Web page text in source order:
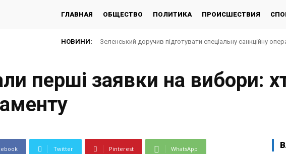
ГЛАВНАЯ ОБЩЕСТВО ПОЛИТИКА ПРОИСШЕСТВИЯ
НОВИНИ: Зеленський доручив підготувати спеціальну санкційну
перші заявки на вибори:
Twitter Pinterest WhatsApp